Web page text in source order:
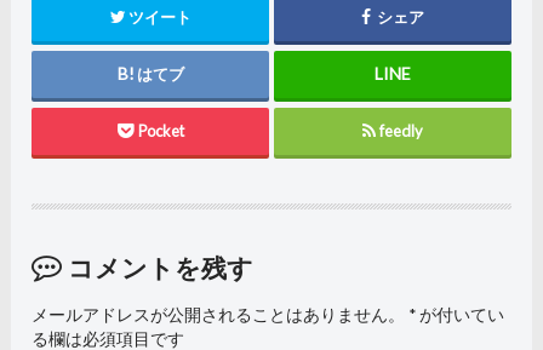
ツイート シェア
はてブ
Pocket feedly
コメントを残す
メールアドレスが公開されることはありません。 *が付いてい
る欄は必須項目です